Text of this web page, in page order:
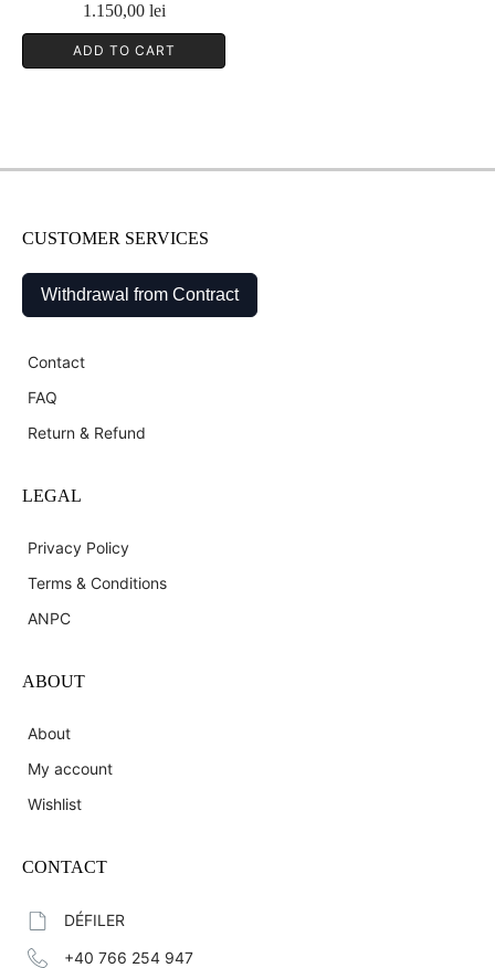
1.150,00 lei
ADD TO CART
CUSTOMER SERVICES
Withdrawal from Contract
Contact
FAQ
Return & Refund
LEGAL
Privacy Policy
Terms & Conditions
ANPC
ABOUT
About
My account
Wishlist
CONTACT
DÉFILER
+40 766 254 947